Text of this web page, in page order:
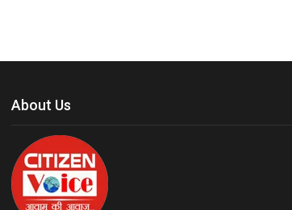
About Us